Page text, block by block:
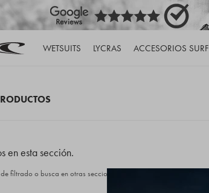
WETSUITS LYCRAS ACCESORIOS SURF
en esta sección.
filtrado o busca en otras secciones de nuestro catálogo.